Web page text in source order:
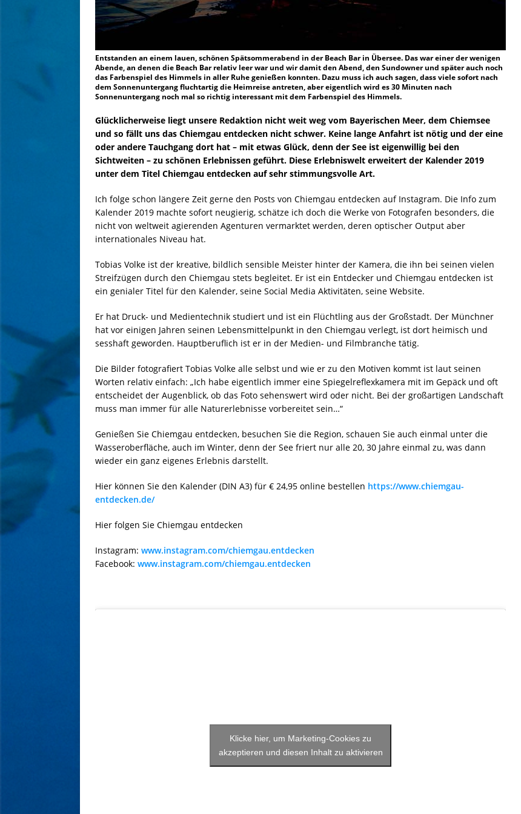
Entstanden an einem lauen, schönen Spätsommerabend in der Beach Bar in Übersee. Das war einer der wenigen
Abende, an denen die Beach Bar relativ leer war und wir damit den Abend, den Sundowner und später auch noch
das Farbenspiel des Himmels in aller Ruhe genießen konnten. Dazu muss ich auch sagen, dass viele sofort nach
dem Sonnenuntergang fluchtartig die Heimreise antreten, aber eigentlich wird es 30 Minuten nach
Sonnenuntergang noch mal so richtig interessant mit dem Farbenspiel des Himmels.
Glücklicherweise liegt unsere Redaktion nicht weit weg vom Bayerischen Meer, dem Chiemsee
und so fällt uns das Chiemgau entdecken nicht schwer. Keine lange Anfahrt ist nötig und der eine
oder andere Tauchgang dort hat – mit etwas Glück, denn der See ist eigenwillig bei den
Sichtweiten – zu schönen Erlebnissen geführt. Diese Erlebniswelt erweitert der Kalender 2019
unter dem Titel Chiemgau entdecken auf sehr stimmungsvolle Art.
Ich folge schon längere Zeit gerne den Posts von Chiemgau entdecken auf Instagram. Die Info zum
Kalender 2019 machte sofort neugierig, schätze ich doch die Werke von Fotografen besonders, die
nicht von weltweit agierenden Agenturen vermarktet werden, deren optischer Output aber
internationales Niveau hat.
Tobias Volke ist der kreative, bildlich sensible Meister hinter der Kamera, die ihn bei seinen vielen
Streifzügen durch den Chiemgau stets begleitet. Er ist ein Entdecker und Chiemgau entdecken ist
ein genialer Titel für den Kalender, seine Social Media Aktivitäten, seine Website.
Er hat Druck- und Medientechnik studiert und ist ein Flüchtling aus der Großstadt. Der Münchner
hat vor einigen Jahren seinen Lebensmittelpunkt in den Chiemgau verlegt, ist dort heimisch und
sesshaft geworden. Hauptberuflich ist er in der Medien- und Filmbranche tätig.
Die Bilder fotografiert Tobias Volke alle selbst und wie er zu den Motiven kommt ist laut seinen
Worten relativ einfach: „Ich habe eigentlich immer eine Spiegelreflexkamera mit im Gepäck und oft
entscheidet der Augenblick, ob das Foto sehenswert wird oder nicht. Bei der großartigen Landschaft
muss man immer für alle Naturerlebnisse vorbereitet sein…“
Genießen Sie Chiemgau entdecken, besuchen Sie die Region, schauen Sie auch einmal unter die
Wasseroberfläche, auch im Winter, denn der See friert nur alle 20, 30 Jahre einmal zu, was dann
wieder ein ganz eigenes Erlebnis darstellt.
Hier können Sie den Kalender (DIN A3) für € 24,95 online bestellen https://www.chiemgau-
entdecken.de/
Hier folgen Sie Chiemgau entdecken
Instagram: www.instagram.com/chiemgau.entdecken
Facebook: www.instagram.com/chiemgau.entdecken
Klicke hier, um Marketing-Cookies zu
akzeptieren und diesen Inhalt zu aktivieren